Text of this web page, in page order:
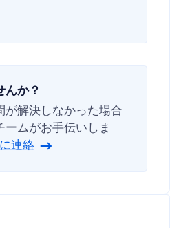
んか？
が解決しなかった場合
ームがお手伝いしま
連絡